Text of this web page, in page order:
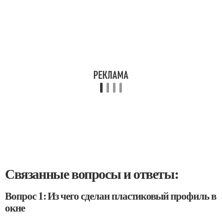
Связанные вопросы и ответы:
Вопрос 1: Из чего сделан пластиковый профиль в
окне